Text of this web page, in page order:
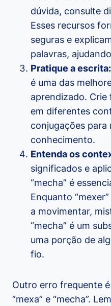
dúvida, consulte
Esses recursos
seguras e
palavras,
Pratique a escrita:
é uma das
aprendizado. Crie
em diferentes
conjugações para
conhecimento.
Entenda os
significados e
“mecha” é
Enquanto
a movimentar,
“mecha” é um
uma porção de
fio.
Outro erro frequente
“mexa” e “mecha”.